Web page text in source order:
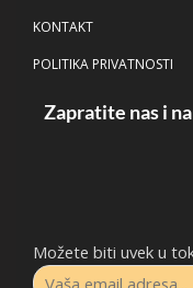
KONTAKT
POLITIKA PRIVATNOSTI
Zapratite nas i
Možete biti uvek u